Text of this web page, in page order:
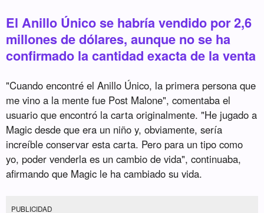
El Anillo Único se habría vendido por 2,6
millones de dólares, aunque no se ha
confirmado la cantidad exacta de la venta
"Cuando encontré el Anillo Único, la primera persona que
me vino a la mente fue Post Malone", comentaba el
usuario que encontró la carta originalmente. "He jugado a
Magic desde que era un niño y, obviamente, sería
increíble conservar esta carta. Pero para un tipo como
yo, poder venderla es un cambio de vida", continuaba,
afirmando que Magic le ha cambiado su vida.
PUBLICIDAD